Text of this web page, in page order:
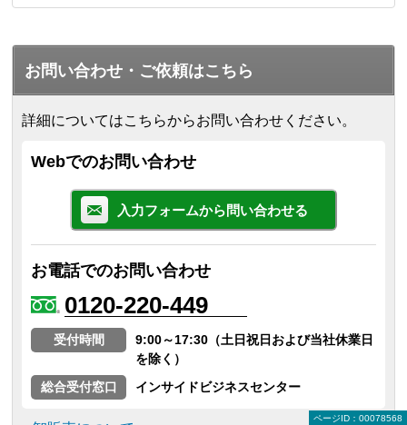
お問い合わせ・ご依頼はこちら
詳細についてはこちらからお問い合わせください。
Webでのお問い合わせ
入力フォームから問い合わせる
お電話でのお問い合わせ
0120-220-449
受付時間
9:00～17:30（土日祝日および当社休業日
を除く）
総合受付窓口
インサイドビジネスセンター
ページID：00078568